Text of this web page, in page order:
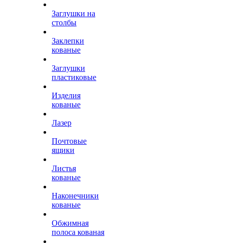
Заглушки на
столбы
Заклепки
кованые
Заглушки
пластиковые
Изделия
кованые
Лазер
Почтовые
ящики
Листья
кованые
Наконечники
кованые
Обжимная
полоса кованая